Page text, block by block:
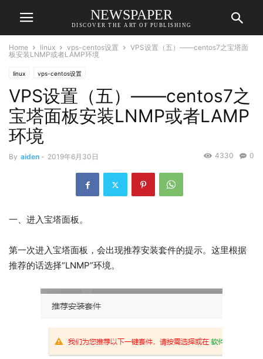
NEWSPAPER
DISCOVER THE ART OF PUBLISHING
Home linux vps-centos设置
VPS设置（五）——centos7之宝塔面
板安装LNMP或者LAMP环境
linux vps-centos设置
VPS设置（五）——centos7之
宝塔面板安装LNMP或者LAMP
环境
By aiden - 2019年6月30日 0
4330
一、进入宝塔面板。
第一次进入宝塔面板，会出现推荐安装套件的提示。这里根据
推荐的话选择“LNMP”环境。